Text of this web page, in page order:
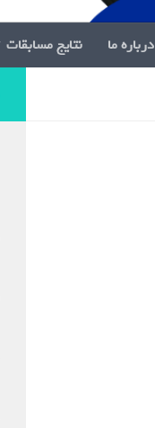
درباره ما نتایج مسابقات